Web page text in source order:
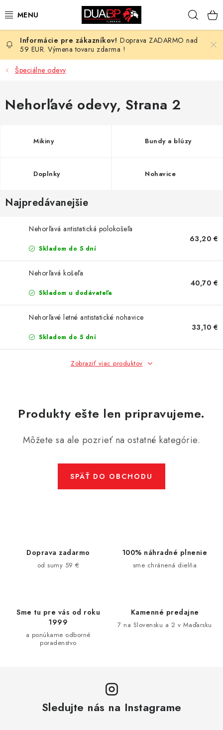
na
NOVÉ
PRACOVNÉ ODEVY
ZDRAVOTNÍCTVO
OCHRANNÉ POMÔCKY
PROFESIE
% OUTLET
Predajne Kontakt Chránená dielňa
Katalógy
Doprava, platba a zľavy
Formulár na výmenu tovaru
Kto sme
Reklamačný poriadok
Formulár na vrátenie tovaru /odstúpenie od zmluvy
Moja objednávka
Doprava ZADARMO nad
59 EUR. Výmena tovaru zdarma !
Špeciálne odevy
Nehorľavé odevy, Strana 2
Mikiny Bundy a blúzy
Doplnky Nohavice
Najpredávanejšie
Nehorľavá antistatická polokošeľa
Skladom do 5 dní
63,20 €
Nehorľavá košeľa
Skladom u dodávateľa
40,70 €
Nehorľavé letné antistatické nohavice
Skladom do 5 dní
33,10 €
Zobraziť viac produktov
Produkty ešte len pripravujeme.
Môžete sa ale pozrieť na ostatné kategórie.
SPÄŤ DO OBCHODU
Doprava zadarmo
od sumy 59 €
100% náhradné plnenie
sme chránená dielňa
Sme tu pre vás od roku
1999
a ponúkame odborné
poradenstvo
Kamenné predajne
7 na Slovensku a 2 v Maďarsku
Sledujte nás na Instagrame